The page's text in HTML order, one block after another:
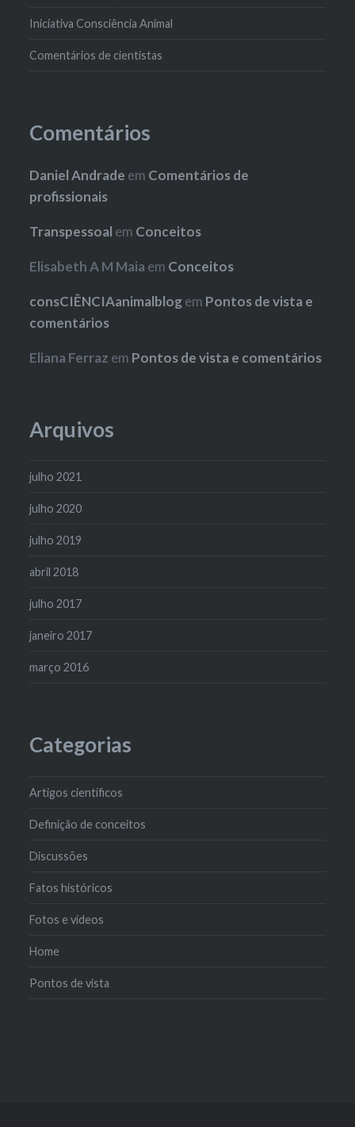
Iniciativa Consciência Animal
Comentários de cientistas
Comentários
Daniel Andrade em Comentários de
profissionais
Transpessoal em Conceitos
Elisabeth A M Maia em Conceitos
consCIÊNCIAanimalblogem Pontos de vista e
comentários
Eliana Ferraz em Pontos de vista e comentários
Arquivos
julho 2021
julho 2020
julho 2019
abril 2018
julho 2017
janeiro 2017
março 2016
Categorias
Artigos científicos
Definição de conceitos
Discussões
Fatos históricos
Fotos e vídeos
Home
Pontos de vista